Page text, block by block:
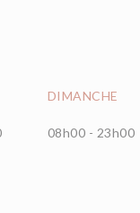
DIMANCHE
08h00 - 23h00